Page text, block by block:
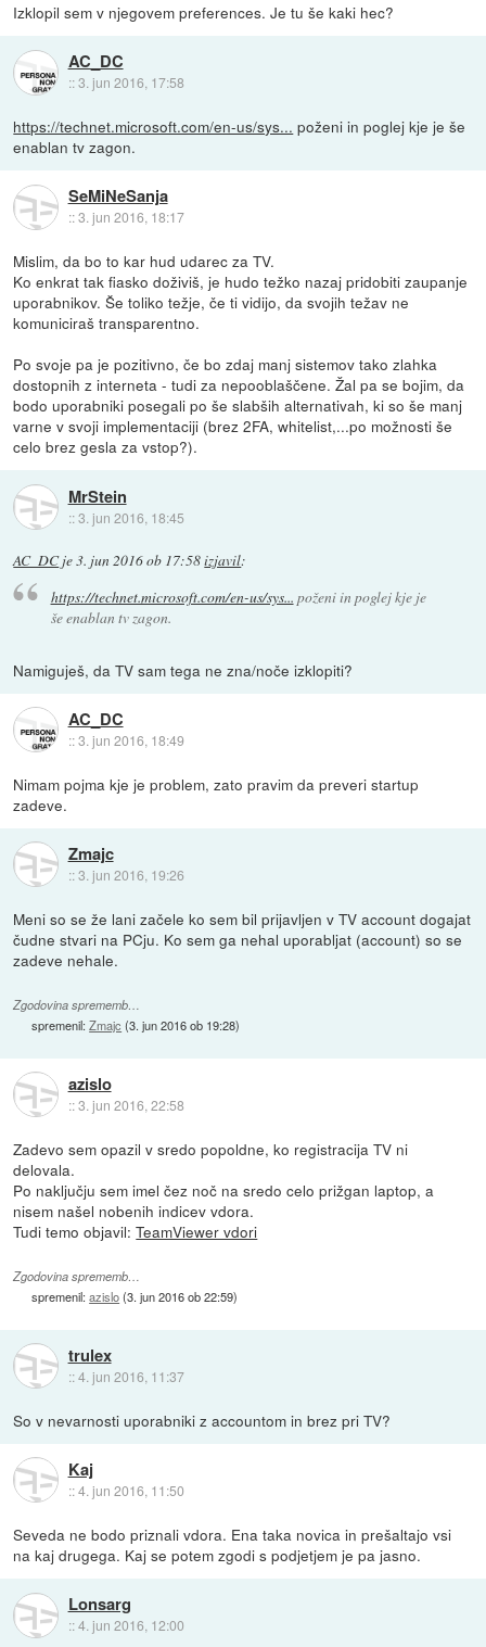
Izklopil sem v njegovem preferences. Je tu še kaki hec?
AC_DC
::3. jun 2016, 17:58
https://technet.microsoft.com/en-us/sys... poženi in poglej kje je še
enablan tv zagon.
SeMiNeSanja
::3. jun 2016, 18:17
Mislim, da bo to kar hud udarec za TV.
Ko enkrat tak fiasko doživiš, je hudo težko nazaj pridobiti zaupanje
uporabnikov. Še toliko težje, če ti vidijo, da svojih težav ne
komuniciraš transparentno.
Po svoje pa je pozitivno, če bo zdaj manj sistemov tako zlahka
dostopnih z interneta - tudi za nepooblaščene. Žal pa se bojim, da
bodo uporabniki posegali po še slabših alternativah, ki so še manj
varne v svoji implementaciji (brez 2FA, whitelist,...po možnosti še
celo brez gesla za vstop?).
MrStein
::3. jun 2016, 18:45
AC_DCje3. jun 2016 ob 17:58izjavil:
https://technet.microsoft.com/en-us/sys... poženi in poglej kje je
še enablan tv zagon.
Namiguješ, da TV sam tega ne zna/noče izklopiti?
AC_DC
::3. jun 2016, 18:49
Nimam pojma kje je problem, zato pravim da preveri startup
zadeve.
Zmajc
::3. jun 2016, 19:26
Meni so se že lani začele ko sem bil prijavljen v TV account dogajat
čudne stvari na PCju. Ko sem ga nehal uporabljat (account) so se
zadeve nehale.
Zgodovina sprememb…
spremenil:Zmajc (3. jun 2016 ob 19:28)
azislo
::3. jun 2016, 22:58
Zadevo sem opazil v sredo popoldne, ko registracija TV ni
delovala.
Po naključju sem imel čez noč na sredo celo prižgan laptop, a
nisem našel nobenih indicev vdora.
Tudi temo objavil:TeamViewer vdori
Zgodovina sprememb…
spremenil:azislo(3. jun 2016 ob 22:59)
trulex
::4. jun 2016, 11:37
So v nevarnosti uporabniki z accountom in brez pri TV?
Kaj
::4. jun 2016, 11:50
Seveda ne bodo priznali vdora. Ena taka novica in prešaltajo vsi
na kaj drugega. Kaj se potem zgodi s podjetjem je pa jasno.
Lonsarg
::4. jun 2016, 12:00